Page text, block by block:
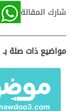
شارك المقالة
مواضيع ذات صلة